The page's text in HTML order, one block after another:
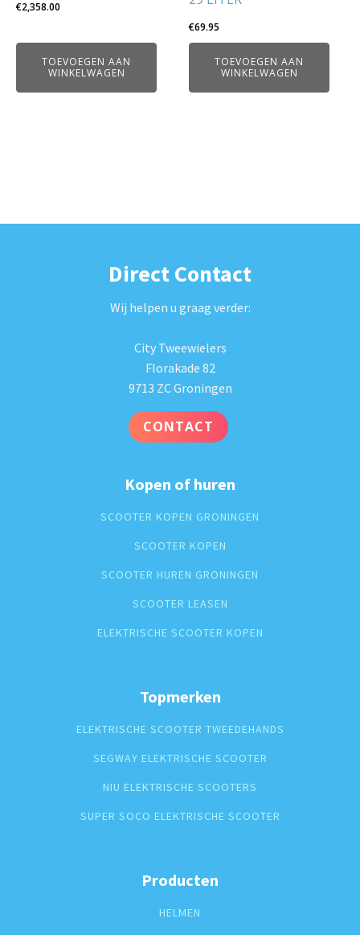
€2,358.00
TOEVOEGEN AAN
WINKELWAGEN
€69.95
TOEVOEGEN AAN
WINKELWAGEN
Direct Contact
Wij helpen u graag verder:
City Tweewielers
Florakade 82
9713 ZC Groningen
CONTACT
Kopen of huren
SCOOTER KOPEN GRONINGEN
SCOOTER KOPEN
SCOOTER HUREN GRONINGEN
SCOOTER LEASEN
ELEKTRISCHE SCOOTER KOPEN
Topmerken
ELEKTRISCHE SCOOTER TWEEDEHANDS
SEGWAY ELEKTRISCHE SCOOTER
NIU ELEKTRISCHE SCOOTERS
SUPER SOCO ELEKTRISCHE SCOOTER
Producten
HELMEN